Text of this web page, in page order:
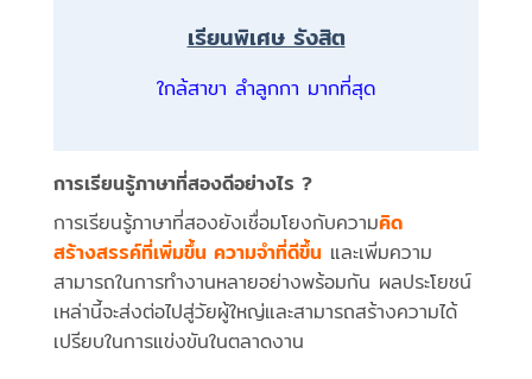
เรียนพิเศษ รังสิต
ใกล้สาขา ลำลูกกา มากที่สุด
การเรียนรู้ภาษาที่สองดีอย่างไร ?
การเรียนรู้ภาษาที่สองยังเชื่อมโยงกับความคิด
สร้างสรรค์ที่เพิ่มขึ้น ความจำที่ดีขึ้น และเพิ่มความ
สามารถในการทำงานหลายอย่างพร้อมกัน ผลประโยชน์
เหล่านี้จะส่งต่อไปสู่วัยผู้ใหญ่และสามารถสร้างความได้
เปรียบในการแข่งขันในตลาดงาน